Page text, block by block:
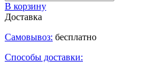
В корзину
Доставка
Самовывоз: бесплатно
Способы доставки: